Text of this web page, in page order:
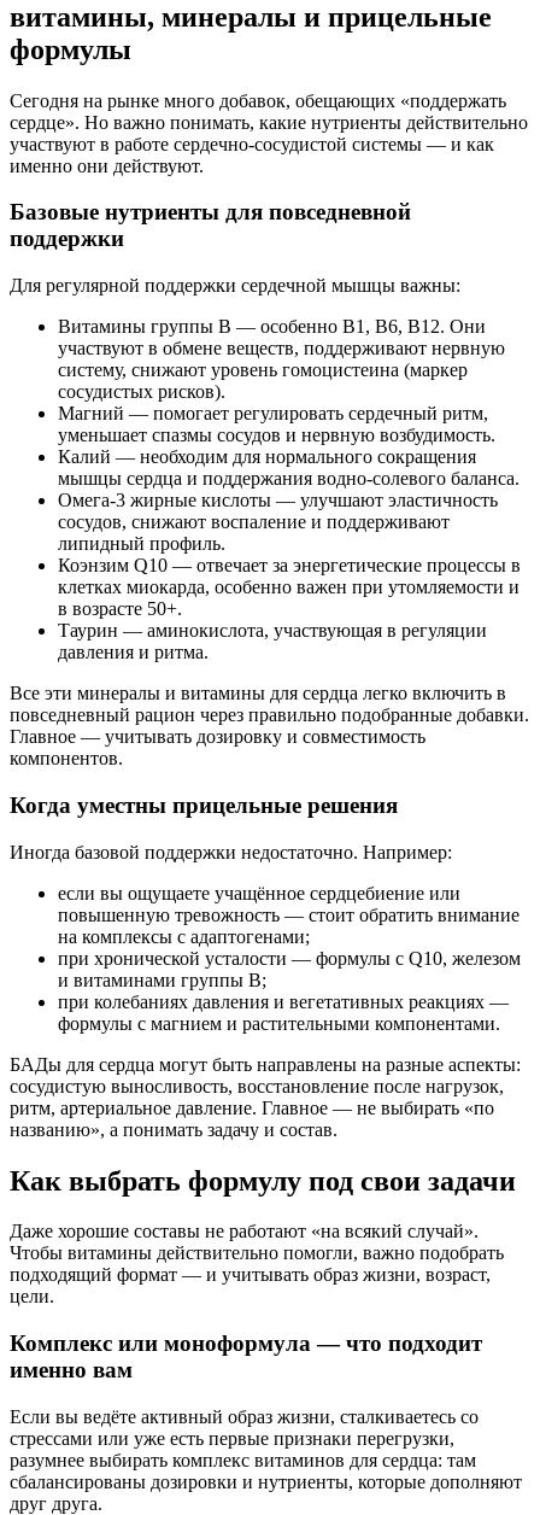
витамины, минералы и прицельные
формулы
Сегодня на рынке много добавок, обещающих «поддержать
сердце». Но важно понимать, какие нутриенты действительно
участвуют в работе сердечно-сосудистой системы — и как
именно они действуют.
Базовые нутриенты для повседневной
поддержки
Для регулярной поддержки сердечной мышцы важны:
Витамины группы B — особенно B1, B6, B12. Они
участвуют в обмене веществ, поддерживают нервную
систему, снижают уровень гомоцистеина (маркер
сосудистых рисков).
Магний — помогает регулировать сердечный ритм,
уменьшает спазмы сосудов и нервную возбудимость.
Калий — необходим для нормального сокращения
мышцы сердца и поддержания водно-солевого баланса.
Омега-3 жирные кислоты — улучшают эластичность
сосудов, снижают воспаление и поддерживают
липидный профиль.
Коэнзим Q10 — отвечает за энергетические процессы в
клетках миокарда, особенно важен при утомляемости и
в возрасте 50+.
Таурин — аминокислота, участвующая в регуляции
давления и ритма.
Все эти минералы и витамины для сердца легко включить в
повседневный рацион через правильно подобранные добавки.
Главное — учитывать дозировку и совместимость
компонентов.
Когда уместны прицельные решения
Иногда базовой поддержки недостаточно. Например:
если вы ощущаете учащённое сердцебиение или
повышенную тревожность — стоит обратить внимание
на комплексы с адаптогенами;
при хронической усталости — формулы с Q10, железом
и витаминами группы B;
при колебаниях давления и вегетативных реакциях —
формулы с магнием и растительными компонентами.
БАДы для сердца могут быть направлены на разные аспекты:
сосудистую выносливость, восстановление после нагрузок,
ритм, артериальное давление. Главное — не выбирать «по
названию», а понимать задачу и состав.
Как выбрать формулу под свои задачи
Даже хорошие составы не работают «на всякий случай».
Чтобы витамины действительно помогли, важно подобрать
подходящий формат — и учитывать образ жизни, возраст,
цели.
Комплекс или моноформула — что подходит
именно вам
Если вы ведёте активный образ жизни, сталкиваетесь со
стрессами или уже есть первые признаки перегрузки,
разумнее выбирать комплекс витаминов для сердца: там
сбалансированы дозировки и нутриенты, которые дополняют
друг друга.